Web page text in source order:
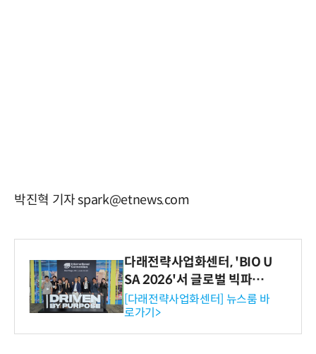
박진혁 기자 spark@etnews.com
다래전략사업화센터, 'BIO U
SA 2026'서 글로벌 빅파마
와의 비즈니스 미팅 지원…K
-바이오 해외 진출 교두보 확
보
[다래전략사업화센터] 뉴스룸 바
로가기>